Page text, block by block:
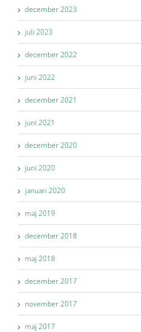
december 2023
juli 2023
december 2022
juni 2022
december 2021
juni 2021
december 2020
juni 2020
januari 2020
maj 2019
december 2018
maj 2018
december 2017
november 2017
maj 2017